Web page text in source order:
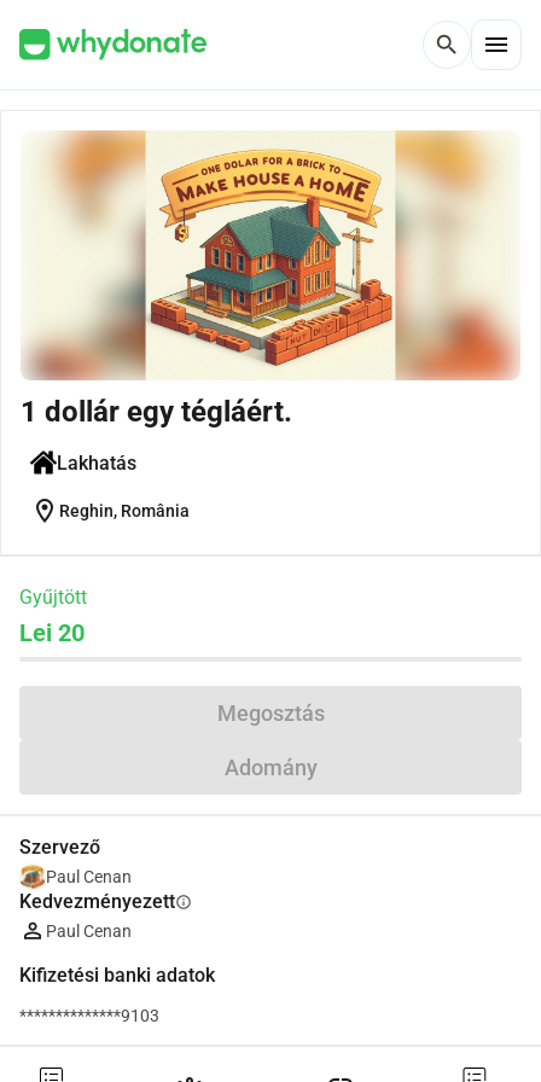
search menu
1 dollár egy tégláért.
Lakhatás
location_on Reghin, România
Gyűjtött
Lei 20
Megosztás
Adomány
Szervező
Paul Cenan
Kedvezményezettinfo
Paul Cenan
Kifizetési banki adatok
**************9103